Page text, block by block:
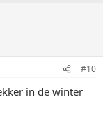
#10
in de winter